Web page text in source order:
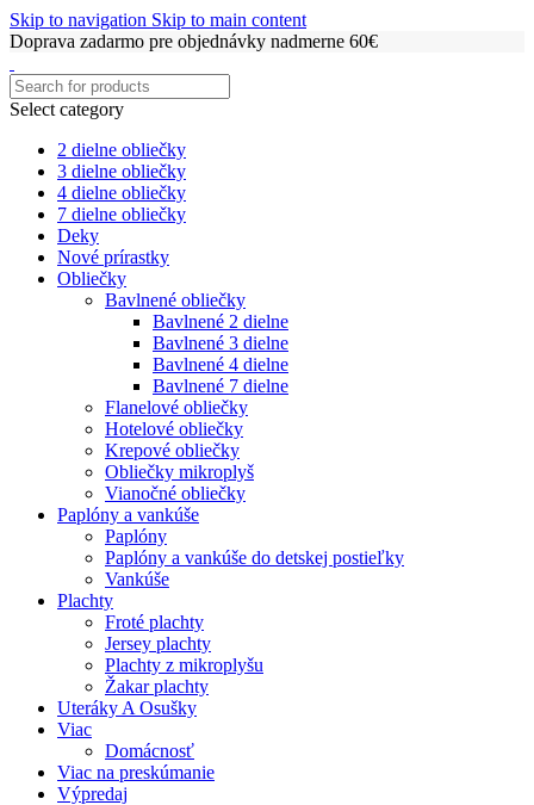
Skip to navigation Skip to main content
Doprava zadarmo pre objednávky nadmerne 60€
Select category
2 dielne obliečky
3 dielne obliečky
4 dielne obliečky
7 dielne obliečky
Deky
Nové prírastky
Obliečky
Bavlnené obliečky
Bavlnené 2 dielne
Bavlnené 3 dielne
Bavlnené 4 dielne
Bavlnené 7 dielne
Flanelové obliečky
Hotelové obliečky
Krepové obliečky
Obliečky mikroplyš
Vianočné obliečky
Paplóny a vankúše
Paplóny
Paplóny a vankúše do detskej postieľky
Vankúše
Plachty
Froté plachty
Jersey plachty
Plachty z mikroplyšu
Žakar plachty
Uteráky A Osušky
Viac
Domácnosť
Viac na preskúmanie
Výpredaj